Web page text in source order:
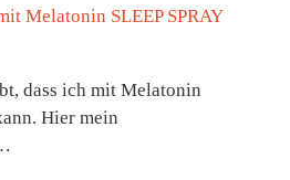
Melatonin SLEEP SPRAY
dass ich mit Melatonin
Hier mein